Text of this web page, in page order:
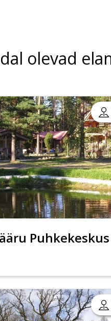
olevad
Puhkekeskus